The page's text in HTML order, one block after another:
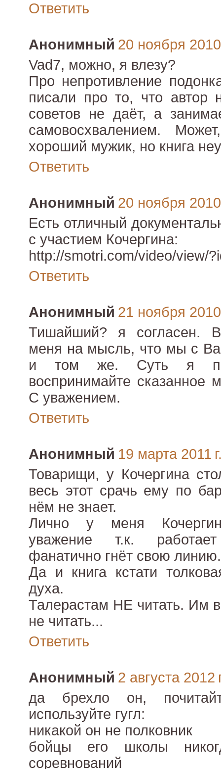
Ответить
Анонимный 20 ноября
Vad7, можно, я влезу?
Про непротивление
писали про то, что автор
советов не даёт, а
самовосхвалением.
хороший мужик, но книга
Ответить
Анонимный 20 ноября
Есть отличный
с участием Кочергина:
http://smotri.com/video/view/
Ответить
Анонимный 21 ноября
Тишайший? я согласен.
меня на мысль, что мы с
и том же. Суть я
воспринимайте сказанное
С уважением.
Ответить
Анонимный 19 марта 2011
Товарищи, у Кочергина
весь этот срачь ему по
нём не знает.
Лично у меня
уважение т.к.
фанатично гнёт свою линию.
Да и книга кстати
духа.
Талерастам НЕ читать. Им
не читать...
Ответить
Анонимный 2 августа 2012
да брехло он,
используйте гугл:
никакой он не полковник
бойцы его школы
соревнований